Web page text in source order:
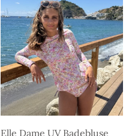
Elle Dame UV Badebluse